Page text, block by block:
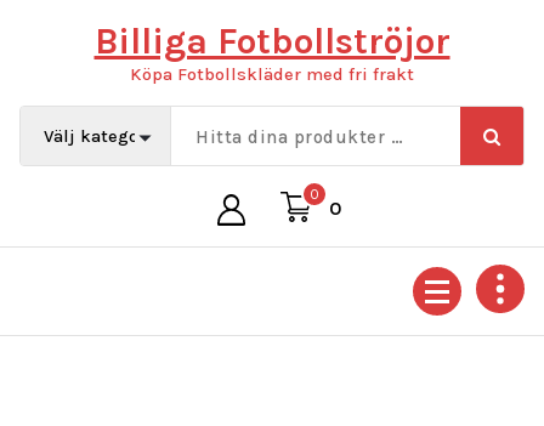
Billiga Fotbollströjor
Köpa Fotbollskläder med fri frakt
0
0